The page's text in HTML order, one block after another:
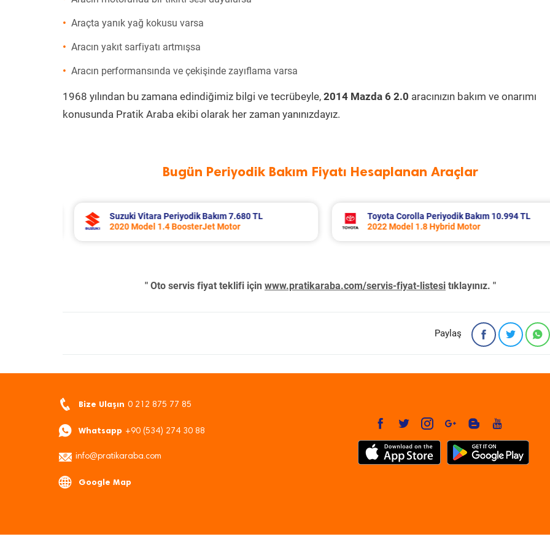
Araçta yanık yağ kokusu varsa
Aracın yakıt sarfiyatı artmışsa
Aracın performansında ve çekişinde zayıflama varsa
1968 yılından bu zamana edindiğimiz bilgi ve tecrübeyle, 2014 Mazda 6 2.0 aracınızın bakım ve onarımı
konusunda Pratik Araba ekibi olarak her zaman yanınızdayız.
Bugün Periyodik Bakım Fiyatı Hesaplanan Araçlar
Toyota Corolla Periyodik Bakım 10.994 TL
2022 Model 1.8 Hybrid Motor
Volvo Xc60 Periyodik Bakım 10.267 TL
2014 Model 2.0 D4 Motor
" Oto servis fiyat teklifi için www.pratikaraba.com/servis-fiyat-listesi tıklayınız. "
Paylaş
Bize Ulaşın 0 212 875 77 85
Whatsapp +90 (534) 274 30 88
info@pratikaraba.com
Google Map